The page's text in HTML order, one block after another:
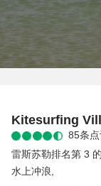
Kitesurfing
85条
雷斯苏勒排名第 3
水上冲浪